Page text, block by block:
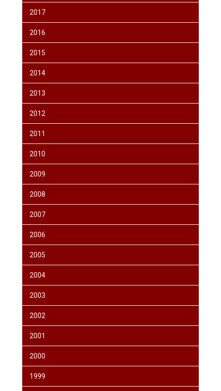
2017
2016
2015
2014
2013
2012
2011
2010
2009
2008
2007
2006
2005
2004
2003
2002
2001
2000
1999